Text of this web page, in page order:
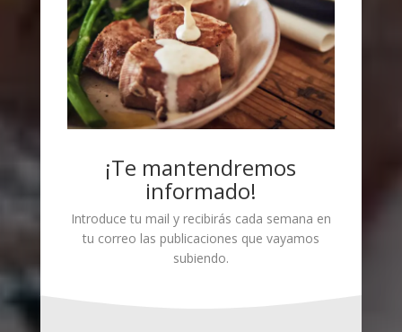
¡Te mantendremos
informado!
Introduce tu mail y recibirás cada semana en
tu correo las publicaciones que vayamos
subiendo.